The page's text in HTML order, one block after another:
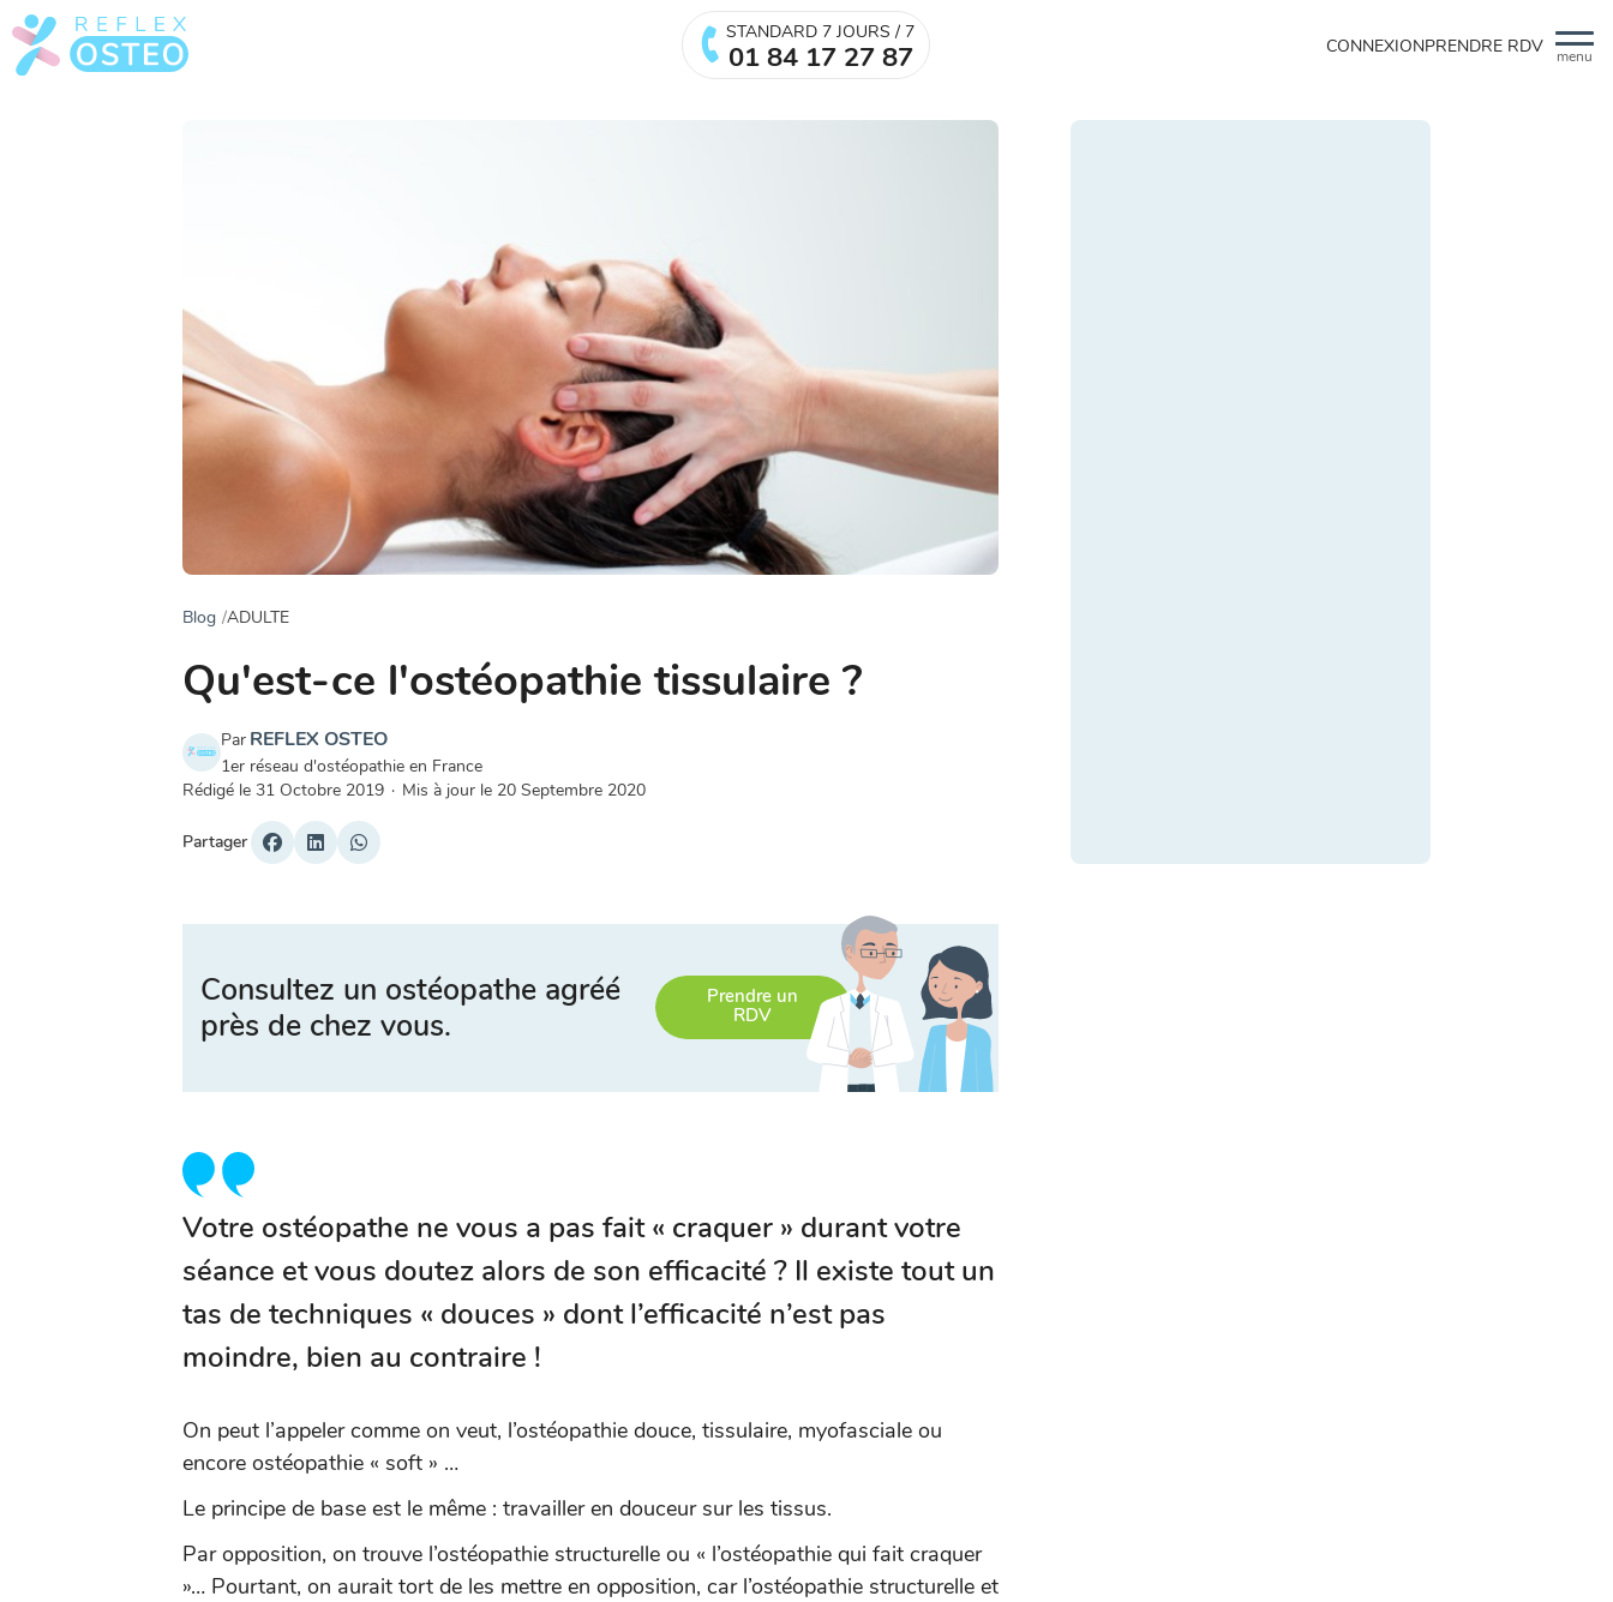
menu
STANDARD 7 JOURS / 7
01 84 17 27 87 CONNEXIONPRENDRE RDV
Blog ADULTE
Qu'est-ce l'ostéopathie tissulaire ?
Par REFLEX OSTEO
1er réseau d'ostéopathie en France
Rédigé le 31 Octobre 2019 · Mis à jour le 20 Septembre 2020
Partager
Consultez un ostéopathe agréé
près de chez vous.
Prendre un
RDV
Votre ostéopathe ne vous a pas fait « craquer » durant votre
séance et vous doutez alors de son efficacité ? Il existe tout un
tas de techniques « douces » dont l’efficacité n’est pas
moindre, bien au contraire !
On peut l’appeler comme on veut, l’ostéopathie douce, tissulaire, myofasciale ou
encore ostéopathie « soft » …
Le principe de base est le même : travailler en douceur sur les tissus.
Par opposition, on trouve l’ostéopathie structurelle ou « l’ostéopathie qui fait craquer
»… Pourtant, on aurait tort de les mettre en opposition, car l’ostéopathie structurelle et